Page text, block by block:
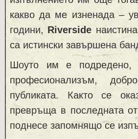
какво да ме изненада –
години, Riverside
са истински завършена
Шоуто им е подредено,
професионализъм,
публиката. Както се
превръща в последната
поднесе запомнящо се